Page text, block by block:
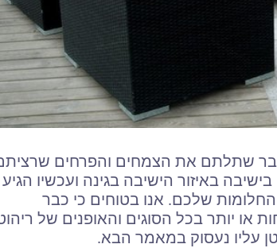
שתלתם את הצמחים והפרחים
באיזור הישיבה בגינה ועכשיו הגיע
שלכם. אנו בטוחים כי כבר
או יותר בכל הסוגים והאופנים של
עליו נעסוק במאמר הבא.